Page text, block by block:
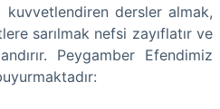
kuvvetlendiren dersler almak,
sarılmak nefsi zayıflatır ve
Peygamber Efendimiz